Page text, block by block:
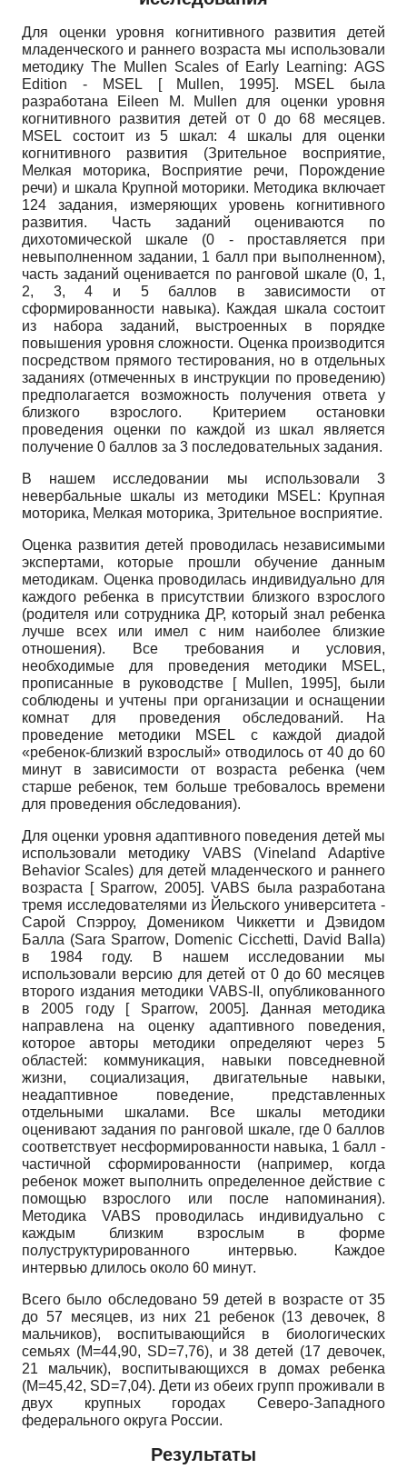
Для оценки уровня когнитивного развития детей
младенческого и раннего возраста мы использовали
методику The Mullen Scales of Early Learning: AGS
Edition - MSEL [Mullen, 1995]. MSEL была
разработана Eileen M. Mullen для оценки уровня
когнитивного развития детей от 0 до 68 месяцев.
MSEL состоит из 5 шкал: 4 шкалы для оценки
когнитивного развития (Зрительное восприятие,
Мелкая моторика, Восприятие речи, Порождение
речи) и шкала Крупной моторики. Методика включает
124 задания, измеряющих уровень когнитивного
развития. Часть заданий оцениваются по
дихотомической шкале (0 - проставляется при
невыполненном задании, 1 балл при выполненном),
часть заданий оценивается по ранговой шкале (0, 1,
2, 3, 4 и 5 баллов в зависимости от
сформированности навыка). Каждая шкала состоит
из набора заданий, выстроенных в порядке
повышения уровня сложности. Оценка производится
посредством прямого тестирования, но в отдельных
заданиях (отмеченных в инструкции по проведению)
предполагается возможность получения ответа у
близкого взрослого. Критерием остановки
проведения оценки по каждой из шкал является
получение 0 баллов за 3 последовательных задания.
В нашем исследовании мы использовали 3
невербальные шкалы из методики
MSEL: Крупная
моторика, Мелкая моторика, Зрительное восприятие.
Оценка развития детей проводилась независимыми
экспертами, которые прошли обучение данным
методикам. Оценка проводилась индивидуально для
каждого ребенка в присутствии близкого взрослого
(родителя или сотрудника ДР, который знал ребенка
лучше всех или имел с ним наиболее близкие
отношения). Все требования и условия,
необходимые для проведения методики
MSEL,
прописанные в руководстве
[Mullen, 1995], были
соблюдены и учтены при организации и оснащении
комнат для проведения обследований. На
проведение методики MSEL с каждой диадой
«ребенок-близкий взрослый» отводилось от 40 до 60
минут в зависимости от возраста ребенка (чем
старше ребенок, тем больше требовалось времени
для проведения обследования).
Для оценки уровня адаптивного поведения детей мы
использовали методику VABS (Vineland
Adaptive
Behavior Scales) для детей младенческого и раннего
возраста
[Sparrow, 2005]. VABS была разработана
тремя исследователями из Йельского университета -
Сарой Спэрроу, Домеником Чиккетти и Дэвидом
Балла (Sara Sparrow, Domenic Cicchetti, David Balla)
в 1984 году. В нашем исследовании мы
использовали версию для детей от 0 до 60 месяцев
второго издания методики VABS- , опубликованного
в 2005 году
[Sparrow, 2005]. Данная методика
направлена на оценку адаптивного поведения,
которое авторы методики определяют через 5
областей: коммуникация, навыки повседневной
жизни, социализация, двигательные навыки,
неадаптивное поведение, представленных
отдельными шкалами. Все шкалы методики
оценивают задания по ранговой шкале, где 0 баллов
соответствует несформированности навыка, 1 балл -
частичной сформированности (например, когда
ребенок может выполнить определенное действие с
помощью взрослого или после напоминания).
Методика VABS проводилась индивидуально с
каждым близким взрослым в форме
полуструктурированного интервью. Каждое
интервью длилось около 60 минут.
Всего было обследовано 59 детей в возрасте от 35
до 57 месяцев, из них 21 ребенок (13 девочек, 8
мальчиков), воспитывающийся в биологических
семьях (M=44,90, SD=7,76), и 38 детей (17 девочек,
21 мальчик), воспитывающихся в домах ребенка
(M=45,42, SD=7,04). Дети из обеих групп проживали в
двух крупных городах Северо-Западного
федерального округа России.
Результаты